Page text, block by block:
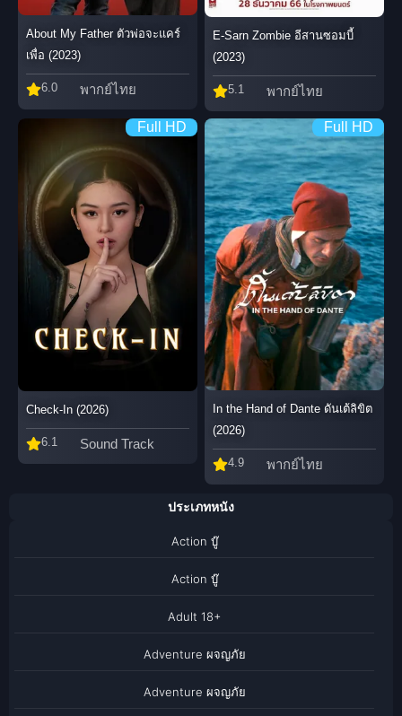
About My Father ตัวพ่อจะแคร์
เพื่อ (2023)
6.0 พากย์ไทย
E-Sarn Zombie อีสานซอมบี้
(2023)
5.1 พากย์ไทย
Full HD
Check-In (2026)
6.1 Sound Track
Full HD
In the Hand of Dante ดันเต้ลิขิต
(2026)
4.9 พากย์ไทย
ประเภทหนัง
Action บู๊
Action บู๊
Adult 18+
Adventure ผจญภัย
Adventure ผจญภัย